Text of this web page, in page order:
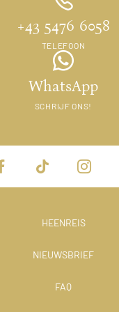
+43 5476 6058
TELEFOON
WhatsApp
SCHRIJF ONS!
HEENREIS
NIEUWSBRIEF
FAQ